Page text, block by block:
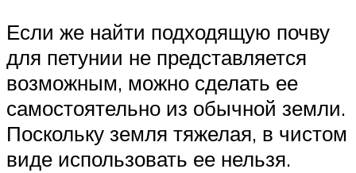
Если же найти подходящую почву
для петунии не представляется
возможным, можно сделать ее
самостоятельно из обычной земли.
Поскольку земля тяжелая, в чистом
виде использовать ее нельзя.